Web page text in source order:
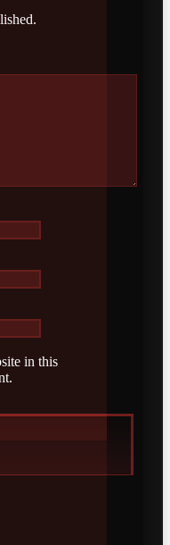
in this